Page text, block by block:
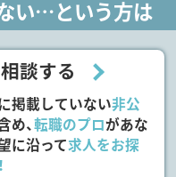
い…という方は
談する
掲載していない非公
め、転職のプロがあな
に沿って求人をお探